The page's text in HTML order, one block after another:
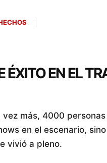
ÉXITO EN EL
vez más, 4000
en el escenario,
vivió a pleno.